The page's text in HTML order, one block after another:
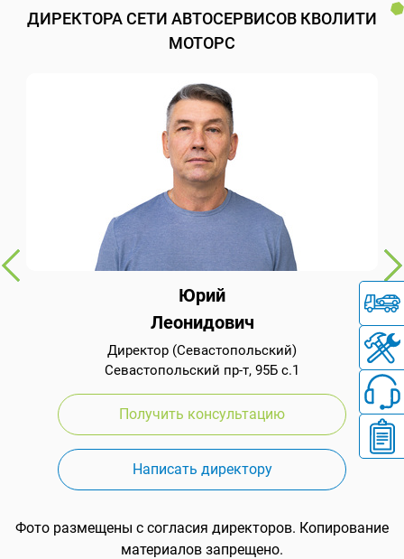
ДИРЕКТОРА СЕТИ АВТОСЕРВИСОВ КВОЛИТИ
МОТОРС
Юрий
Леонидович
Директор (Севастопольский)
Севастопольский пр-т, 95Б с.1
Получить консультацию
Написать директору
Фото размещены с согласия директоров. Копирование
материалов запрещено.